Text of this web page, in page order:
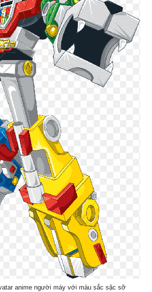
anime người máy với màu sắc sặc sỡ